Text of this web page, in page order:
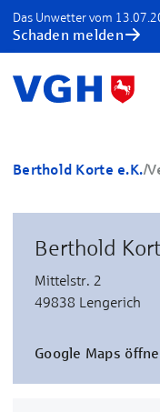
Das Unwetter vom
Schaden melden
Berthold Korte e.K./
Berthold
Mittelstr. 2
49838 Lengerich
Google Maps